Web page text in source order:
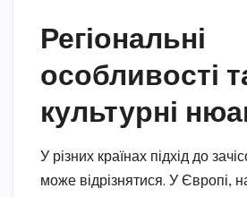
Регіональні
особливості
культурні
У різних країнах підхід до
може відрізнятися. У Європі,